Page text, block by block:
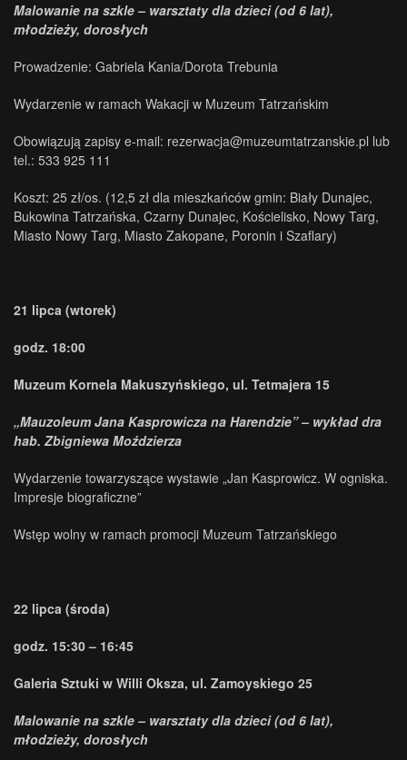
Malowanie na szkle – warsztaty dla dzieci (od 6 lat),
młodzieży, dorosłych
Prowadzenie: Gabriela Kania/Dorota Trebunia
Wydarzenie w ramach Wakacji w Muzeum Tatrzańskim
Obowiązują zapisy e-mail: rezerwacja@muzeumtatrzanskie.pl lub
tel.: 533 925 111
Koszt: 25 zł/os. (12,5 zł dla mieszkańców gmin: Biały Dunajec,
Bukowina Tatrzańska, Czarny Dunajec, Kościelisko, Nowy Targ,
Miasto Nowy Targ, Miasto Zakopane, Poronin i Szaflary)
21 lipca (wtorek)
godz. 18:00
Muzeum Kornela Makuszyńskiego, ul. Tetmajera 15
„Mauzoleum Jana Kasprowicza na Harendzie” – wykład dra
hab. Zbigniewa Moździerza
Wydarzenie towarzyszące wystawie „Jan Kasprowicz. W ogniska.
Impresje biograficzne”
Wstęp wolny w ramach promocji Muzeum Tatrzańskiego
22 lipca (środa)
godz. 15:30 – 16:45
Galeria Sztuki w Willi Oksza, ul. Zamoyskiego 25
Malowanie na szkle – warsztaty dla dzieci (od 6 lat),
młodzieży, dorosłych